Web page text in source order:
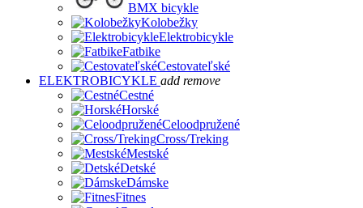
BMX bicykle
Kolobežky
Elektrobicykle
Fatbike
Cestovateľské
ELEKTROBICYKLE add remove
Cestné
Horské
Celoodpružené
Cross/Treking
Mestské
Detské
Dámske
Fitnes